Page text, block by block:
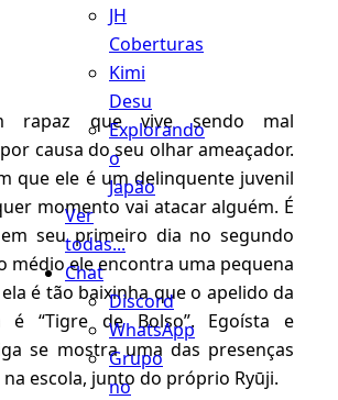
JH
Coberturas
Kimi
Desu
Explorando
o
Japão
Ver
todas...
Chat
Discord
WhatsApp
Grupo
no
rapaz que vive sendo mal
causa do seu olhar ameaçador.
que ele é um delinquente juvenil
momento vai atacar alguém. É
seu primeiro dia no segundo
médio ele encontra uma pequena
é tão baixinha que o apelido da
é “Tigre de Bolso”. Egoísta e
se mostra uma das presenças
escola, junto do próprio Ryūji.